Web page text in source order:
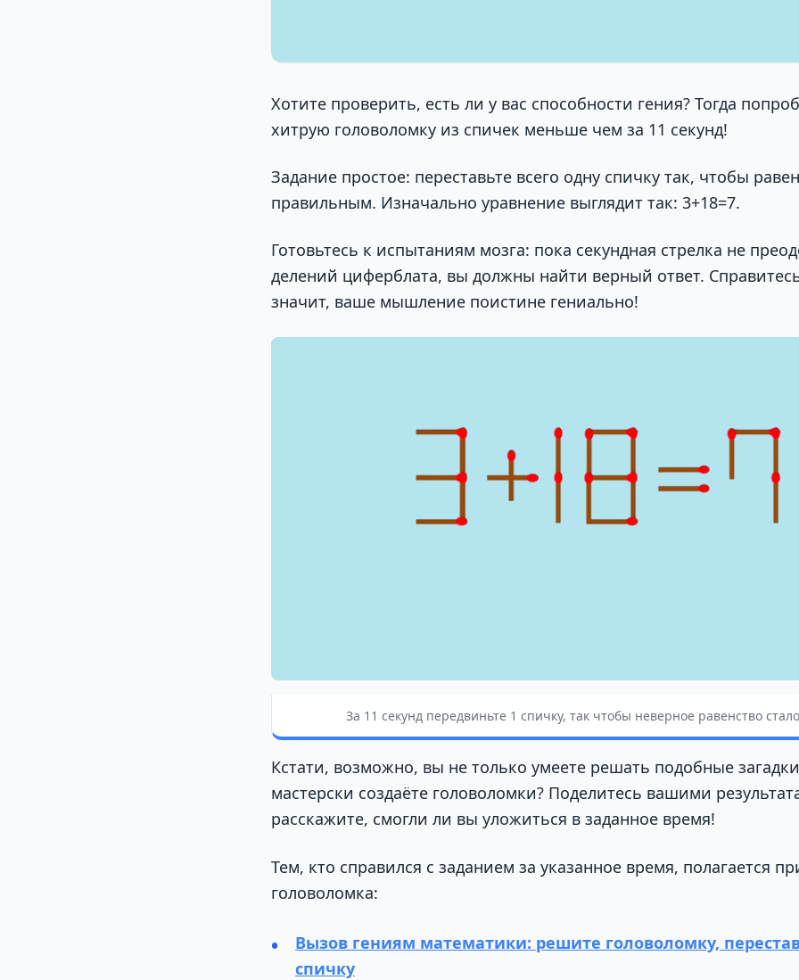
Хотите проверить, есть ли у вас способности гения? Тогда
хитрую головоломку из спичек меньше чем за 11 секунд!
Задание простое: переставьте всего одну спичку так, чтобы
правильным. Изначально уравнение выглядит так: 3+18=7.
Готовьтесь к испытаниям мозга: пока секундная стрелка не
делений циферблата, вы должны найти верный ответ.
значит, ваше мышление поистине гениально!
За 11 секунд передвиньте 1 спичку, так чтобы неверное равенство
Кстати, возможно, вы не только умеете решать подобные
мастерски создаёте головоломки? Поделитесь вашими
расскажите, смогли ли вы уложиться в заданное время!
Тем, кто справился с заданием за указанное время, полагается
головоломка:
Вызов гениям математики: решите головоломку,
спичку